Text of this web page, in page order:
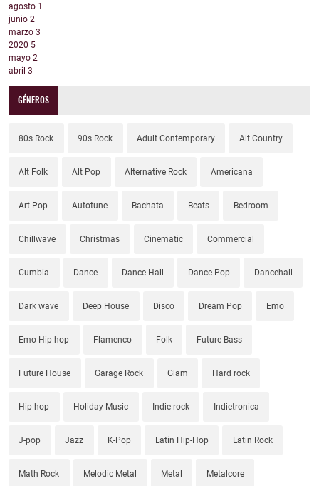
agosto 1
junio 2
marzo 3
2020 5
mayo 2
abril 3
GÉNEROS
80s Rock 90s Rock Adult Contemporary Alt Country
Alt Folk Alt Pop Alternative Rock Americana
Art Pop Autotune Bachata Beats Bedroom
Chillwave Christmas Cinematic Commercial
Cumbia Dance Dance Hall Dance Pop Dancehall
Dark wave Deep House Disco Dream Pop Emo
Emo Hip-hop Flamenco Folk Future Bass
Future House Garage Rock Glam Hard rock
Hip-hop Holiday Music Indie rock Indietronica
J-pop Jazz K-Pop Latin Hip-Hop Latin Rock
Math Rock Melodic Metal Metal Metalcore